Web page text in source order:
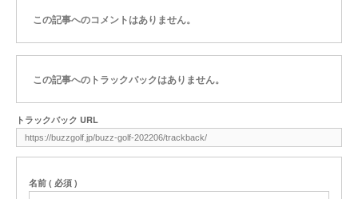
この記事へのコメントはありません。
この記事へのトラックバックはありません。
トラックバック URL
名前 ( 必須 )